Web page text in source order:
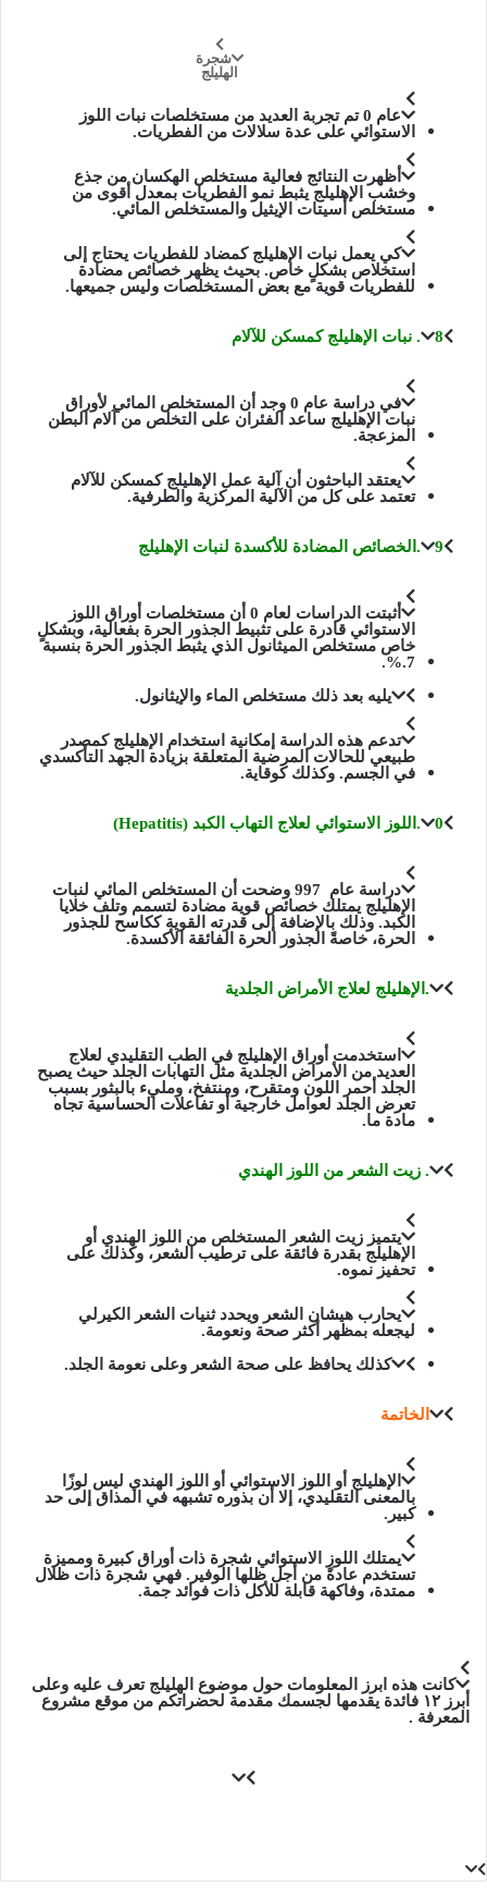
شجرة
الهليلج
عام 0 تم تجربة العديد من مستخلصات نبات اللوز
الاستوائي على عدة سلالات من الفطريات.
أظهرت النتائج فعالية مستخلص الهكسان من جذع
وخشب الإهليلج يثبط نمو الفطريات بمعدل أقوى من
مستخلص أسيتات الإيثيل والمستخلص المائي.
كي يعمل نبات الإهليلج كمضاد للفطريات يحتاج إلى
استخلاص بشكلٍ خاص. بحيث يظهر خصائص مضادة
للفطريات قوية مع بعض المستخلصات وليس جميعها.
8. نبات الإهليلج كمسكن للآلام
في دراسة عام 0 وجد أن المستخلص المائي لأوراق
نبات الإهليلج ساعد الفئران على التخلص من آلام البطن
المزعجة.
يعتقد الباحثون أن آلية عمل الإهليلج كمسكن للآلام
تعتمد على كل من الآلية المركزية والطرفية.
9.الخصائص المضادة للأكسدة لنبات الإهليلج
أثبتت الدراسات لعام 0 أن مستخلصات أوراق اللوز
الاستوائي قادرة على تثبيط الجذور الحرة بفعالية، وبشكلٍ
خاص مستخلص الميثانول الذي يثبط الجذور الحرة بنسبة
7.%.
يليه بعد ذلك مستخلص الماء والإيثانول.
تدعم هذه الدراسة إمكانية استخدام الإهليلج كمصدر
طبيعي للحالات المرضية المتعلقة بزيادة الجهد التأكسدي
في الجسم. وكذلك كوقاية.
0.اللوز الاستوائي لعلاج التهاب الكبد (Hepatitis)
دراسة عام 997 وضحت أن المستخلص المائي لنبات
الإهليلج يمتلك خصائص قوية مضادة لتسمم وتلف خلايا
الكبد. وذلك بالإضافة إلى قدرته القوية ككاسح للجذور
الحرة، خاصةً الجذور الحرة الفائقة الأكسدة.
.الإهليلج لعلاج الأمراض الجلدية
استخدمت أوراق الإهليلج في الطب التقليدي لعلاج
العديد من الأمراض الجلدية مثل التهابات الجلد حيث يصبح
الجلد أحمر اللون ومتقرح، ومنتفخ، ومليء بالبثور بسبب
تعرض الجلد لعوامل خارجية أو تفاعلات الحساسية تجاه
مادة ما.
. زيت الشعر من اللوز الهندي
يتميز زيت الشعر المستخلص من اللوز الهندي أو
الإهليلج بقدرة فائقة على ترطيب الشعر، وكذلك على
تحفيز نموه.
يحارب هيشان الشعر ويحدد ثنيات الشعر الكيرلي
ليجعله بمظهر أكثر صحة ونعومة.
كذلك يحافظ على صحة الشعر وعلى نعومة الجلد.
الخاتمة
الإهليلج أو اللوز الاستوائي أو اللوز الهندي ليس لوزًا
بالمعنى التقليدي، إلا أن بذوره تشبهه في المذاق إلى حد
كبير.
يمتلك اللوز الاستوائي شجرة ذات أوراق كبيرة ومميزة
تستخدم عادةً من أجل ظلها الوفير. فهي شجرة ذات ظلال
ممتدة، وفاكهة قابلة للأكل ذات فوائد جمة.
كانت هذه ابرز المعلومات حول موضوع الهليلج تعرف عليه وعلى
أبرز ١٢ فائدة يقدمها لجسمك مقدمة لحضراتكم من موقع مشروع
المعرفة .